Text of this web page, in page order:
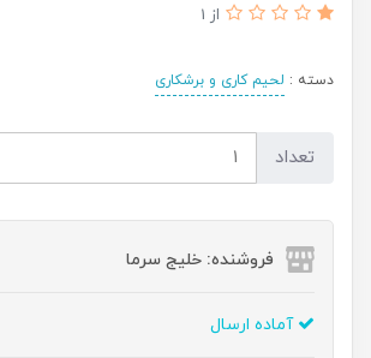
از 1
دسته : لحیم کاری و برشکاری
تعداد
فروشنده: خلیج سرما
آماده ارسال